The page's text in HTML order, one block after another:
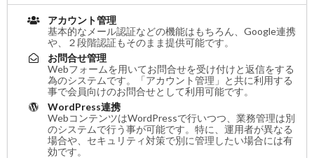
アカウント管理
基本的なメール認証などの機能はもちろん、Google連携
や、２段階認証もそのまま提供可能です。
お問合せ管理
Webフォームを用いてお問合せを受け付けと返信をする
為のシステムです。「アカウント管理」と共に利用する
事で会員向けのお問合せとして利用可能です。
WordPress連携
WebコンテンツはWordPressで行いつつ、業務管理は別
のシステムで行う事が可能です。特に、運用者が異なる
場合や、セキュリティ対策で別に管理したい場合には有
効です。